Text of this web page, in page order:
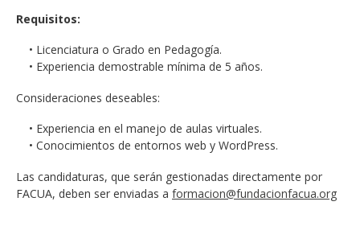
Requisitos:
• Licenciatura o Grado en Pedagogía.
• Experiencia demostrable mínima de 5 años.
Consideraciones deseables:
• Experiencia en el manejo de aulas virtuales.
• Conocimientos de entornos web y WordPress.
Las candidaturas, que serán gestionadas directamente por
FACUA, deben ser enviadas a formacion@fundacionfacua.org